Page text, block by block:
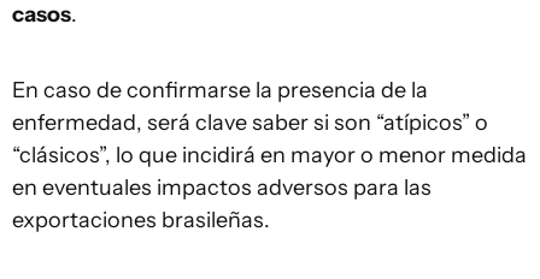
casos.
En caso de confirmarse la presencia de la
enfermedad, será clave saber si son “atípicos” o
“clásicos”, lo que incidirá en mayor o menor medida
en eventuales impactos adversos para las
exportaciones brasileñas.